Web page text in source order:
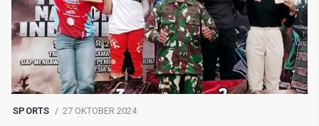
SPORTS 27 OKTOBER 2024